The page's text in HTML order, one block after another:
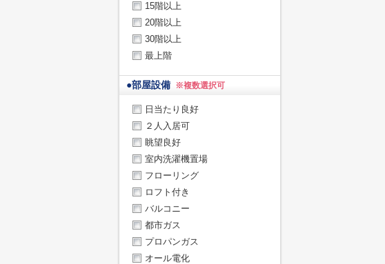
15階以上
20階以上
30階以上
最上階
●部屋設備 ※複数選択可
日当たり良好
２人入居可
眺望良好
室内洗濯機置場
フローリング
ロフト付き
バルコニー
都市ガス
プロパンガス
オール電化